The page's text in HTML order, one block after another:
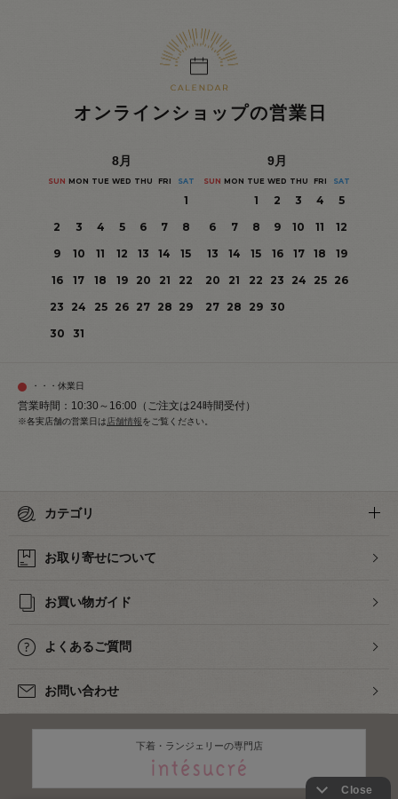
オンラインショップの営業日
8月
SUN MON TUE WED THU FRI SAT
1
2
3 4 5 6 7
8
9
10 11 12 13 14
15
16
17 18 19 20 21
22
23
24 25 26 27 28 29
30
31
9月
SUN MON TUE WED THU FRI SAT
1 2 3 4
5
6
7 8 9 10 11
12
13
14 15 16 17 18
19
20
21 22 23 24 25
26
27 28 29 30
・・・休業日
営業時間：10:30～16:00（ご注文は24時間受付）
※各実店舗の営業日は 店舗情報をご覧ください。
カテゴリ
お取り寄せについて
お買い物ガイド
よくあるご質問
お問い合わせ
下着・ランジェリーの専門店